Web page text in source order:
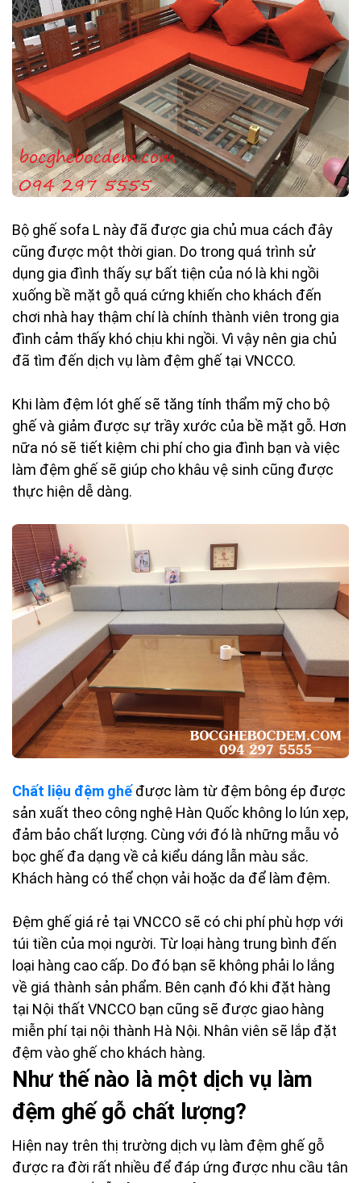
Bộ ghế sofa L này đã được gia chủ mua cách đây
cũng được một thời gian. Do trong quá trình sử
dụng gia đình thấy sự bất tiện của nó là khi ngồi
xuống bề mặt gỗ quá cứng khiến cho khách đến
chơi nhà hay thậm chí là chính thành viên trong gia
đình cảm thấy khó chịu khi ngồi. Vì vậy nên gia chủ
đã tìm đến dịch vụ làm đệm ghế tại VNCCO.
Khi làm đệm lót ghế sẽ tăng tính thẩm mỹ cho bộ
ghế và giảm được sự trầy xước của bề mặt gỗ. Hơn
nữa nó sẽ tiết kiệm chi phí cho gia đình bạn và việc
làm đệm ghế sẽ giúp cho khâu vệ sinh cũng được
thực hiện dễ dàng.
Chất liệu đệm ghếđược làm từ đệm bông ép được
sản xuất theo công nghệ Hàn Quốc không lo lún xẹp,
đảm bảo chất lượng. Cùng với đó là những mẫu vỏ
bọc ghế đa dạng về cả kiểu dáng lẫn màu sắc.
Khách hàng có thể chọn vải hoặc da để làm đệm.
Đệm ghế giá rẻ tại VNCCO sẽ có chi phí phù hợp với
túi tiền của mọi người. Từ loại hàng trung bình đến
loại hàng cao cấp. Do đó bạn sẽ không phải lo lắng
về giá thành sản phẩm. Bên cạnh đó khi đặt hàng
tại Nội thất VNCCO bạn cũng sẽ được giao hàng
miễn phí tại nội thành Hà Nội. Nhân viên sẽ lắp đặt
đệm vào ghế cho khách hàng.
Như thế nào là một dịch vụ làm
đệm ghế gỗ chất lượng?
Hiện nay trên thị trường dịch vụ làm đệm ghế gỗ
được ra đời rất nhiều để đáp ứng được nhu cầu tân